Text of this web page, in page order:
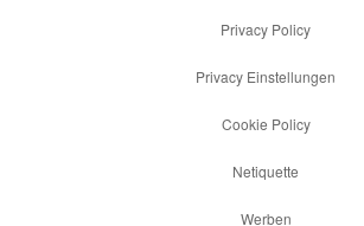
Privacy Policy
Privacy Einstellungen
Cookie Policy
Netiquette
Werben